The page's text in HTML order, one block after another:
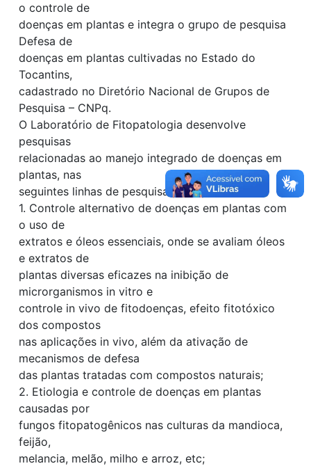
o controle de
doenças em plantas e integra o grupo de pesquisa
Defesa de
doenças em plantas cultivadas no Estado do
Tocantins,
cadastrado no Diretório Nacional de Grupos de
Pesquisa – CNPq.
O Laboratório de Fitopatologia desenvolve
pesquisas
relacionadas ao manejo integrado de doenças em
plantas, nas
seguintes linhas de pesquisa principais:
1. Controle alternativo de doenças em plantas com
o uso de
extratos e óleos essenciais, onde se avaliam óleos
e extratos de
plantas diversas eficazes na inibição de
microrganismos in vitro e
controle in vivo de fitodoenças, efeito fitotóxico
dos compostos
nas aplicações in vivo, além da ativação de
mecanismos de defesa
das plantas tratadas com compostos naturais;
2. Etiologia e controle de doenças em plantas
causadas por
fungos fitopatogênicos nas culturas da mandioca,
feijão,
melancia, melão, milho e arroz, etc;